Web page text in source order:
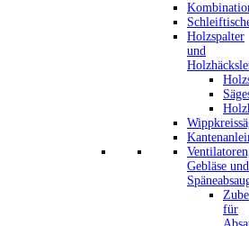
Holzspalter
und
Gebläse und
für